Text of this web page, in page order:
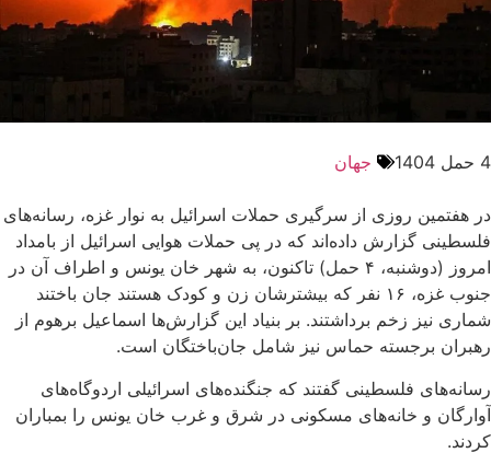
4 حمل 1404 جهان
در هفتمین روزی از سرگیری حملات اسرائیل به نوار غزه، رسانه‌های
فلسطینی گزارش داده‌اند که در پی حملات هوایی اسرائیل از بامداد
امروز (دوشنبه، ۴ حمل) تاکنون، به شهر خان یونس و اطراف آن در
جنوب غزه، ۱۶ نفر که بیشترشان زن و کودک هستند جان باختند
شماری نیز زخم برداشتند. بر بنیاد این گزارش‌ها اسماعیل برهوم از
رهبران برجسته حماس نیز شامل جان‌باختگان است.
رسانه‌های فلسطینی گفتند که جنگنده‌های اسرائیلی اردوگاه‌های
آوارگان و خانه‌های مسکونی در شرق و غرب خان یونس را بمباران
کردند.